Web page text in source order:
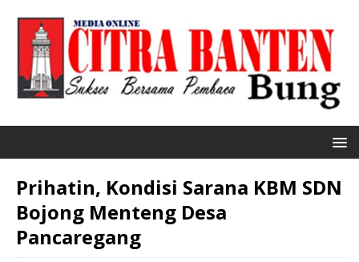
Prihatin, Kondisi Sarana KBM SDN
Bojong Menteng Desa
Pancaregang